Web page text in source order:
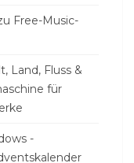
Free-Music-
Land, Fluss &
für
-